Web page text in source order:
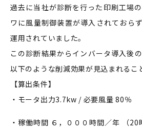
過去に当社が診断を行った印刷工場
ワに風量制御装置が導入されておら
運用されていました。
この診断結果からインバータ導入後
以下のような削減効果が見込まれるこ
【算出条件】
・モータ出力3.7kw / 必要風量 80％
・稼働時間 ６，０００時間／年 （